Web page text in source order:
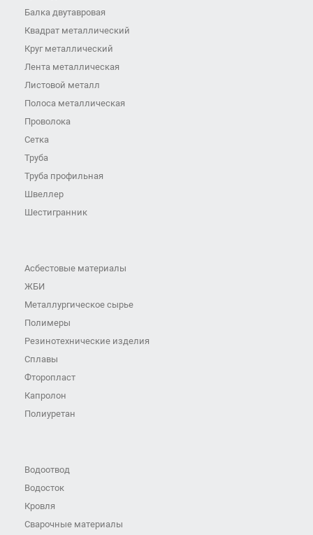
Балка двутавровая
Квадрат металлический
Круг металлический
Лента металлическая
Листовой металл
Полоса металлическая
Проволока
Сетка
Труба
Труба профильная
Швеллер
Шестигранник
Асбестовые материалы
ЖБИ
Металлургическое сырье
Полимеры
Резинотехнические изделия
Сплавы
Фторопласт
Капролон
Полиуретан
Водоотвод
Водосток
Кровля
Сварочные материалы